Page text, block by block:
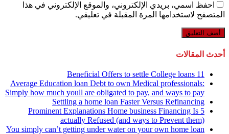
احفظ اسمي، بريدي الإلكتروني، والموقع الإلكتروني في هذا
المتصفح لاستخدامها المرة المقبلة في تعليقي.
أحدث المقالات
11 Beneficial Offers to settle College loans
Average Education loan Debt to own Medical professionals:
Simply how much youll are obligated to pay, and ways to pay
Settling a home loan Faster Versus Refinancing
5 Prominent Explanations Home business Financing Is
actually Refused (and ways to Prevent them)
You simply can’t getting under water on your own home loan